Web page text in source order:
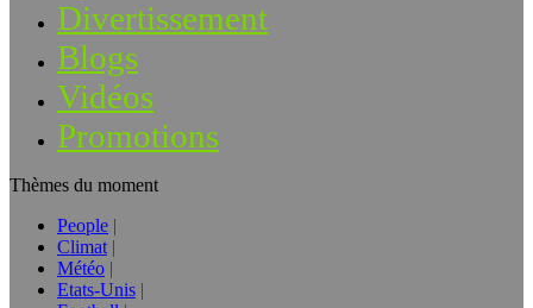
Divertissement
Blogs
Vidéos
Promotions
Thèmes du moment
People
Climat
Météo
Etats-Unis